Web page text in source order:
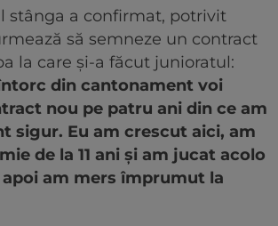
stânga a confirmat, potrivit
să semneze un contract
la care și-a făcut junioratul:
din cantonament voi
nou pe patru ani din ce am
sigur. Eu am crescut aici, am
de la 11 ani și am jucat acolo
apoi am mers împrumut la